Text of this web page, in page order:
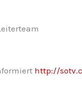
http://